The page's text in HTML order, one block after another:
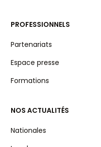
PROFESSIONNELS
Partenariats
Espace presse
Formations
NOS ACTUALITÉS
Nationales